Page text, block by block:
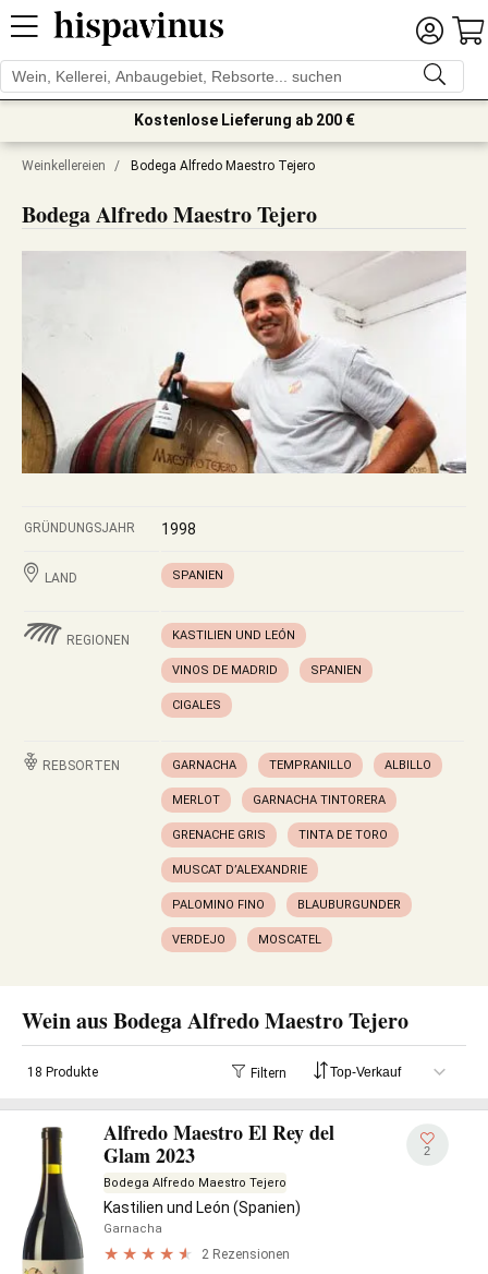
Kostenlose Lieferung ab 200 €
Weinkellereien / Bodega Alfredo Maestro Tejero
Bodega Alfredo Maestro Tejero
GRÜNDUNGSJAHR 1998
LAND SPANIEN
REGIONEN KASTILIEN UND LEÓN
VINOS DE MADRID SPANIEN
CIGALES
REBSORTEN GARNACHA TEMPRANILLO ALBILLO
MERLOT GARNACHA TINTORERA
GRENACHE GRIS TINTA DE TORO
MUSCAT D’ALEXANDRIE
PALOMINO FINO BLAUBURGUNDER
VERDEJO MOSCATEL
Wein aus Bodega Alfredo Maestro Tejero
18 Produkte Filtern
Alfredo Maestro El Rey del
Glam 2023
Bodega Alfredo Maestro Tejero
Kastilien und León (Spanien)
Garnacha
2 Rezensionen
2